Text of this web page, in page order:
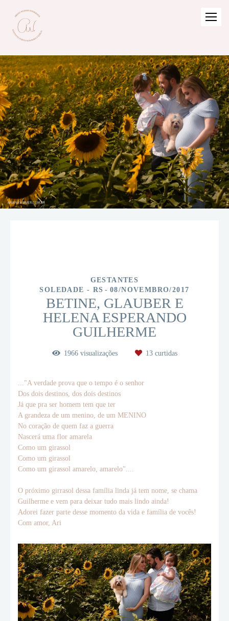
GESTANTES
SOLEDADE - RS
08/NOVEMBRO/2017
BETINE, GLAUBER E
HELENA ESPERANDO
GUILHERME
1966visualizações 13curtidas
..."A verdade prova que o tempo é o senhor
Dos dois destinos, dos dois destinos
Já que pra ser homem tem que ter
A grandeza de um menino, de um MENINO
No coração de quem faz a guerra
Nascerá uma flor amarela
Como um girassol
Como um girassol
Como um girassol amarelo, amarelo"....
O próximo girrasol dessa família linda já tem nome, se chama
Guilherme e vem para deixar tudo mais lindo ainda!
Adorei fazer parte desse momento da vida e família de vocês!
Com amor, Ari